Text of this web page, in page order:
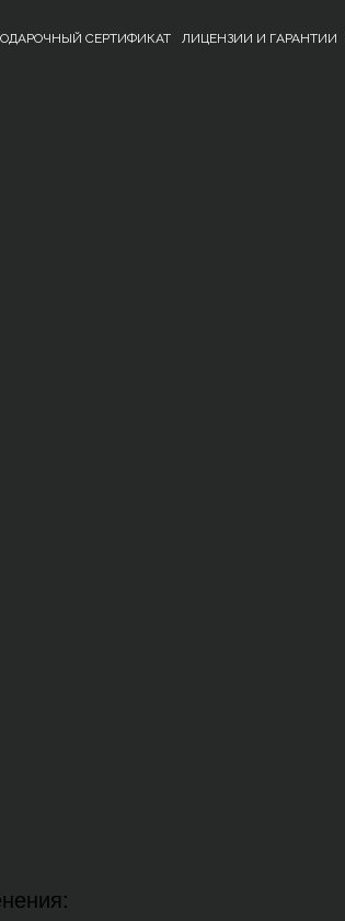
СЕРТИФИКАТ ЛИЦЕНЗИИ И ГАРАНТИИ